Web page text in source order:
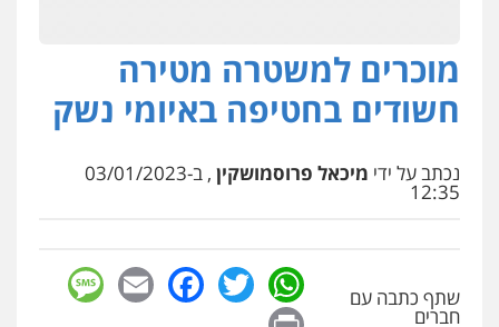
עו"ד אסף גונן
פלילי פשע חמור תעבורה צבא
וחקירות
0542255161
גל דהן – משרד עורך דין פלילי
עו"ד ראוף נג'אר
מוכרים למשטרה מטירה
חשודים בחטיפה באיומי נשק
נכתב על ידי מיכאל פרוסמושקין , ב-03/01/2023
12:35
שתף כתבה עם
חברים
WhatsApp
Twitter
Facebook
Email